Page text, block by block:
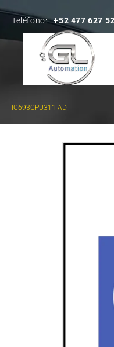
Teléfono: +52 477 627
IC693CPU311-AD